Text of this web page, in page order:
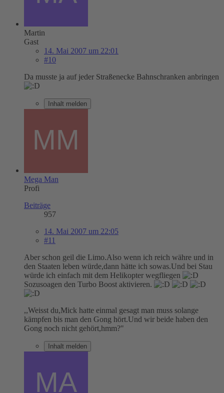
Martin
Gast
14. Mai 2007 um 22:01
#10
Da musste ja auf jeder Straßenecke Bahnschranken anbringen
Inhalt melden
Mega Man
Profi
Beiträge
957
14. Mai 2007 um 22:05
#11
Aber schon geil die Limo.Also wenn ich reich währe und in
den Staaten leben würde,dann hätte ich sowas.Und bei Stau
würde ich einfach mit dem Helikopter wegfliegen
Sozusoagen den Turbo Boost aktivieren.
,,Weisst du,Mick hatte einmal gesagt man muss solange
kämpfen bis man den Gong hört.Und wir beide haben den
Gong noch nicht gehört,hmm?"
Inhalt melden